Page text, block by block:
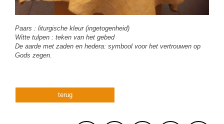
Paars : liturgische kleur (ingetogenheid)
Witte tulpen : teken van het gebed
De aarde met zaden en hedera: symbool voor het vertrouwen op
Gods zegen.
terug